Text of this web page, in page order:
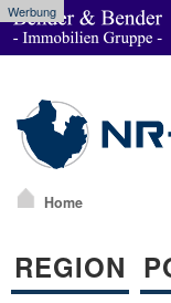
Werbung
Home
REGION